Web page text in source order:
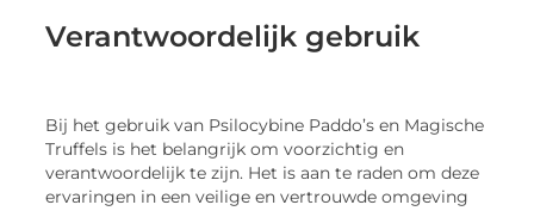
Verantwoordelijk gebruik
Bij het gebruik van Psilocybine Paddo’s en Magische
Truffels is het belangrijk om voorzichtig en
verantwoordelijk te zijn. Het is aan te raden om deze
ervaringen in een veilige en vertrouwde omgeving